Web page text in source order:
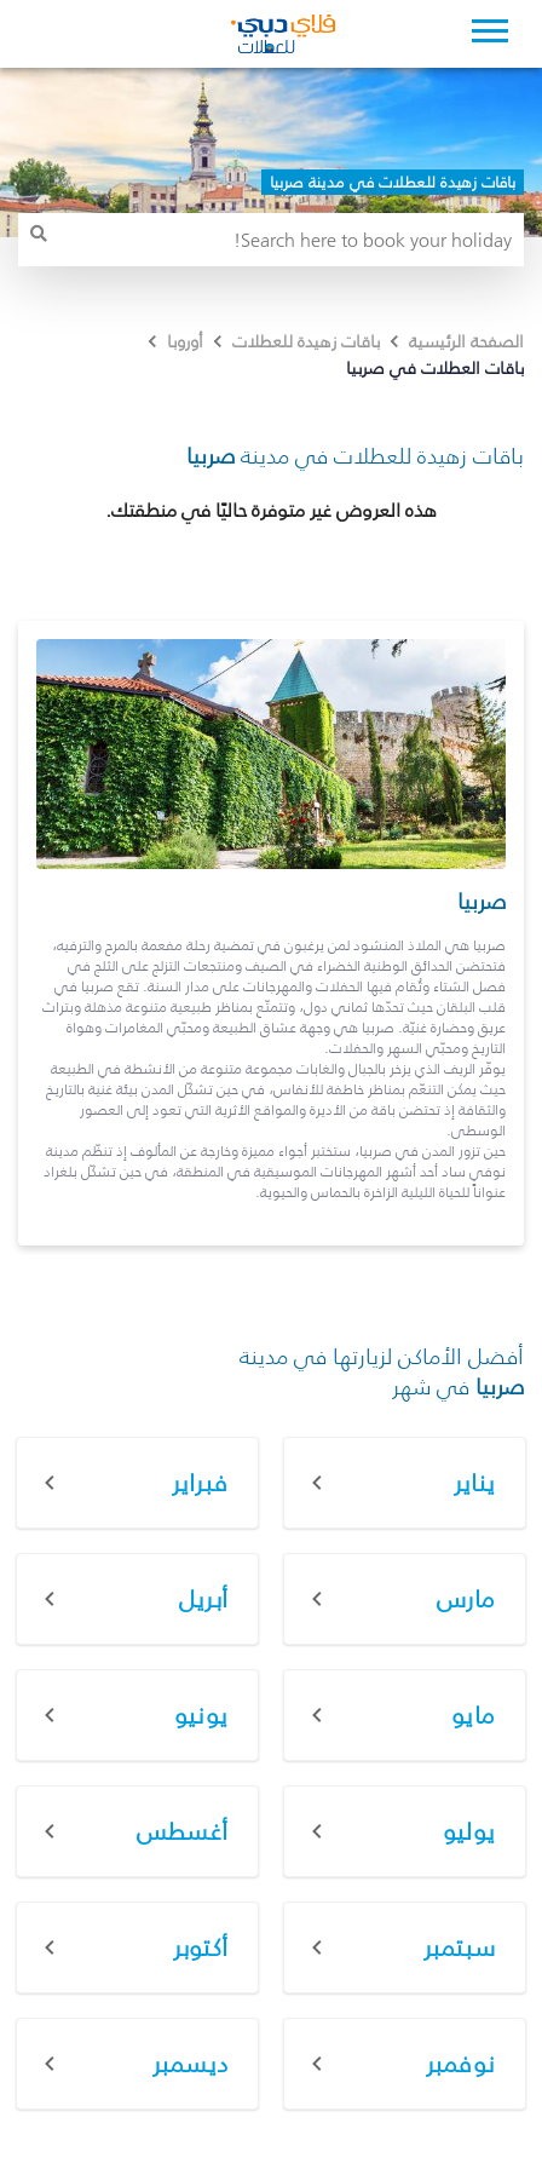
باقات زهيدة للعطلات في مدينة صربيا
الصفحة الرئيسية باقات زهيدة للعطلات
أوروبا
باقات العطلات في صربيا
باقات زهيدة للعطلات في مدينةصربيا
هذه العروض غير متوفرة حاليًا في منطقتك.
صربيا
صربيا هي الملاذ المنشود لمن يرغبون في تمضية رحلة مفعمة بالمرح والترفيه،
فتحتضن الحدائق الوطنية الخضراء في الصيف ومنتجعات التزلج على الثلج في
فصل الشتاء وتُقام فيها الحفلات والمهرجانات على مدار السنة. تقع صربيا في
قلب البلقان حيث تحدّها ثماني دول، وتتمتّع بمناظر طبيعية متنوعة مذهلة وبتراث
عريق وحضارة غنيّة. صربيا هي وجهة عشاق الطبيعة ومحبّي المغامرات وهواة
التاريخ ومحبّي السهر والحفلات.
يوفّر الريف الذي يزخر بالجبال والغابات مجموعة متنوعة من الأنشطة في الطبيعة
حيث يمكن التنعّم بمناظر خاطفة للأنفاس، في حين تشكّل المدن بيئة غنية بالتاريخ
والثقافة إذ تحتضن باقة من الأديرة والمواقع الأثرية التي تعود إلى العصور
الوسطى.
حين تزور المدن في صربيا، ستختبر أجواء مميزة وخارجة عن المألوف إذ تنظّم مدينة
نوفي ساد أحد أشهر المهرجانات الموسيقية في المنطقة، في حين تشكّل بلغراد
عنواناً للحياة الليلية الزاخرة بالحماس والحيوية.
أفضل الأماكن لزيارتها في مدينة
صربيا في شهر
يناير فبراير
مارس أبريل
مايو يونيو
يوليو أغسطس
سبتمبر أكتوبر
نوفمبر ديسمبر